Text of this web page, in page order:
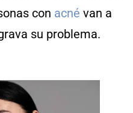
con acné van a
su problema.